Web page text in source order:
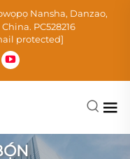
Nansha, Danzao,
PC528216
protected]